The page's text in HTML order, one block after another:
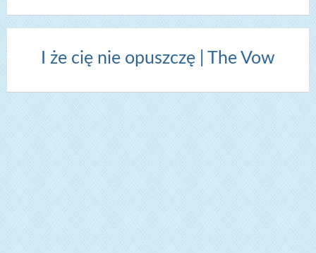
I że cię nie opuszczę | The Vow